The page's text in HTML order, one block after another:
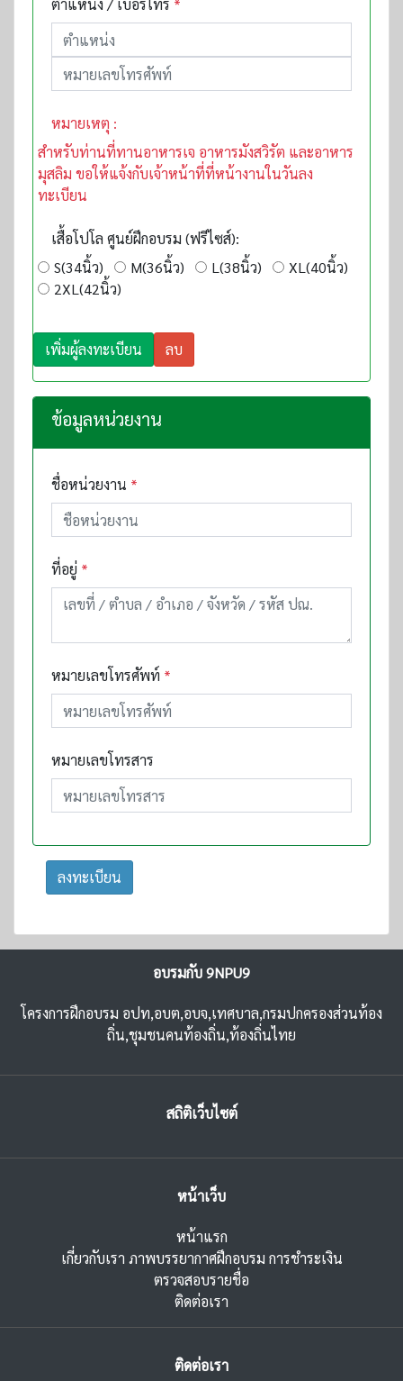
ตำแหน่ง / เบอร์โทร *
หมายเหตุ :
สำหรับท่านที่ทานอาหารเจ อาหารมังสวิรัต และอาหาร
มุสลิม ขอให้แจ้งกับเจ้าหน้าที่ที่หน้างานในวันลง
ทะเบียน
เสื้อโปโล ศูนย์ฝึกอบรม (ฟรีไซส์):
S(34นิ้ว)
M(36นิ้ว) L(38นิ้ว)
XL(40นิ้ว)
2XL(42นิ้ว)
เพิ่มผู้ลงทะเบียน ลบ
ข้อมูลหน่วยงาน
ชื่อหน่วยงาน *
ที่อยู่ *
หมายเลขโทรศัพท์ *
หมายเลขโทรสาร
ลงทะเบียน
อบรมกับ 9NPU9
โครงการฝึกอบรม อปท,อบต,อบจ,เทศบาล,กรมปกครองส่วนท้อง
ถิ่น,ชุมชนคนท้องถิ่น,ท้องถิ่นไทย
สถิติเว็บไซต์
หน้าเว็บ
หน้าแรก
เกี่ยวกับเรา ภาพบรรยากาศฝึกอบรม การชำระเงิน
ตรวจสอบรายชื่อ
ติดต่อเรา
ติดต่อเรา